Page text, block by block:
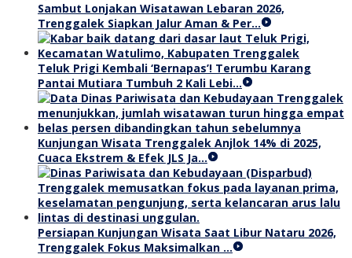
Sambut Lonjakan Wisatawan Lebaran 2026,
Trenggalek Siapkan Jalur Aman & Per…
Teluk Prigi Kembali ‘Bernapas’! Terumbu Karang
Pantai Mutiara Tumbuh 2 Kali Lebi…
Kunjungan Wisata Trenggalek Anjlok 14% di 2025,
Cuaca Ekstrem & Efek JLS Ja…
Persiapan Kunjungan Wisata Saat Libur Nataru 2026,
Trenggalek Fokus Maksimalkan …